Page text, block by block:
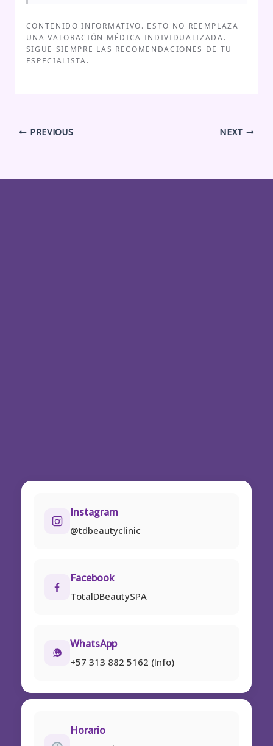
CONTENIDO INFORMATIVO. ESTO NO REEMPLAZA
UNA VALORACIÓN MÉDICA INDIVIDUALIZADA.
SIGUE SIEMPRE LAS RECOMENDACIONES DE TU
ESPECIALISTA.
PREVIOUS NEXT
Instagram
@tdbeautyclinic
Facebook
TotalDBeautySPA
WhatsApp
+57 313 882 5162 (Info)
Horario